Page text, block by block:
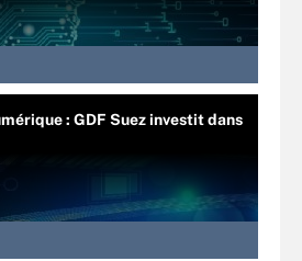
: GDF Suez investit dans